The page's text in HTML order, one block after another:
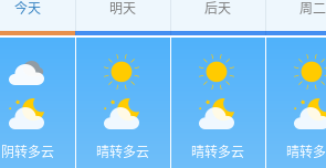
今天 明天 后天 周二
阴转多云 晴转多云 晴转多云 晴转